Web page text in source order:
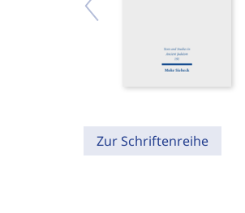
Zur Schriftenreihe